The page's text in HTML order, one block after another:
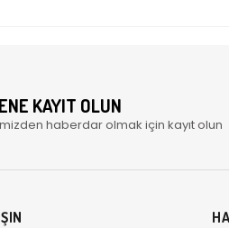
KAYIT OLUN
haberdar olmak için kayıt olun